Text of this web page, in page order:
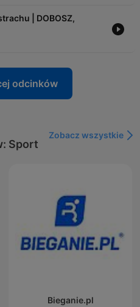
| DOBOSZ,
odcinków
Sport
Zobacz wszystkie
Bieganie.pl